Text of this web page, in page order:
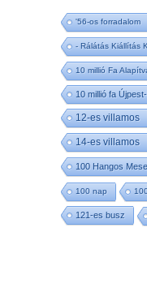
'56-os forradalom
- Rálátás Kiállítás
10 millió Fa
10 millió fa
12-es villamos
14-es villamos
100 Hangos
100 nap
121-es busz